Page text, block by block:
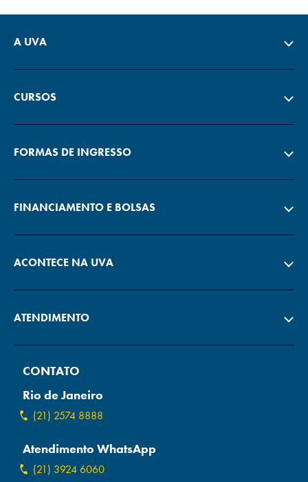
A UVA
CURSOS
FORMAS DE INGRESSO
FINANCIAMENTO E BOLSAS
ACONTECE NA UVA
ATENDIMENTO
CONTATO
Rio de Janeiro
(21) 2574 8888
Atendimento WhatsApp
(21) 3924 6060